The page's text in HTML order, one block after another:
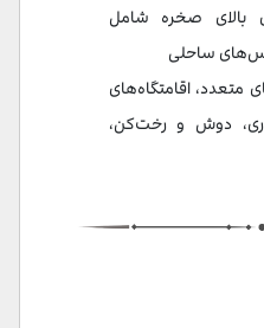
بالای صخره شامل
ساحلی
متعدد، اقامتگاه‌های
دوش و رخت‌کن،